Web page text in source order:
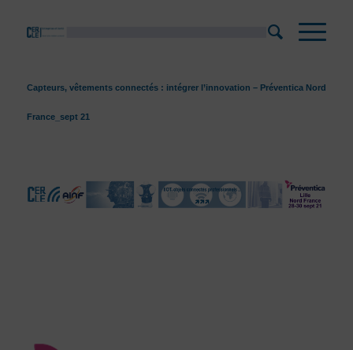
Capteurs, vêtements connectés : intégrer l’innovation – Préventica Nord
France_sept 21